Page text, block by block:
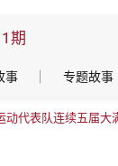
期
事 专题故事
动代表队连续五届大